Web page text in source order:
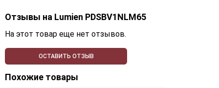
Отзывы на Lumien PDSBV1NLM65
На этот товар еще нет отзывов.
ОСТАВИТЬ ОТЗЫВ
Похожие товары